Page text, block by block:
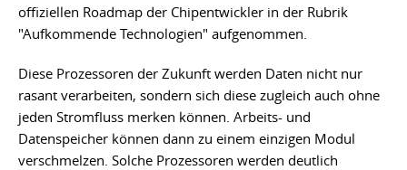
offiziellen Roadmap der Chipentwickler in der Rubrik
"Aufkommende Technologien" aufgenommen.
Diese Prozessoren der Zukunft werden Daten nicht nur
rasant verarbeiten, sondern sich diese zugleich auch ohne
jeden Stromfluss merken können. Arbeits- und
Datenspeicher können dann zu einem einzigen Modul
verschmelzen. Solche Prozessoren werden deutlich